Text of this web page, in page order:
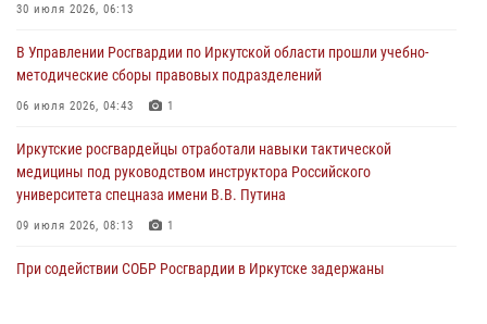
Росгвардейцы из Иркутска приняли участие в праздновании Дня
28 июля 2026, 07:15 4
30 июля 2026, 06:13
В Управлении Росгвардии по Иркутской области прошли учебно-
методические сборы правовых подразделений
06 июля 2026, 04:43 1
Иркутские росгвардейцы отработали навыки тактической
медицины под руководством инструктора Российского
университета спецназа имени В.В. Путина
09 июля 2026, 08:13 1
При содействии СОБР Росгвардии в Иркутске задержаны